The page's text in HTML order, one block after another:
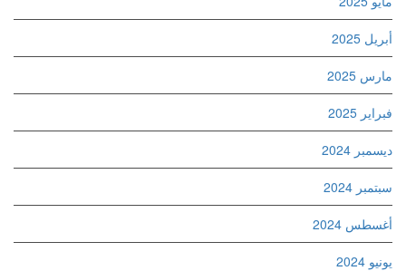
أبريل 2025
مارس 2025
فبراير 2025
ديسمبر 2024
سبتمبر 2024
أغسطس 2024
يونيو 2024